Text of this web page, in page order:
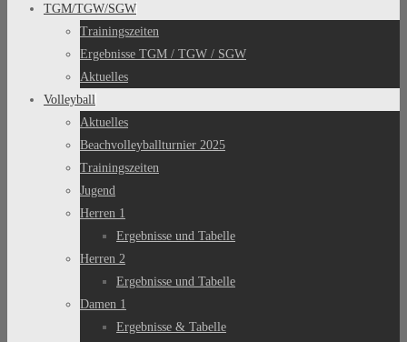
TGM/TGW/SGW
Trainingszeiten
Ergebnisse TGM / TGW / SGW
Aktuelles
Volleyball
Aktuelles
Beachvolleyballturnier 2025
Trainingszeiten
Jugend
Herren 1
Ergebnisse und Tabelle
Herren 2
Ergebnisse und Tabelle
Damen 1
Ergebnisse & Tabelle